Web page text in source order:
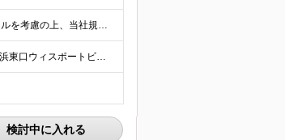
月給41万円（基本給＋役職手当）～＋賞与年2回＋資格手当 ※経験・スキルを考慮の上、当社規定により優遇致します ※管理職のため残業代はございません ※役職手当6万円を含みます ※管理業務主任者は資格
＼横浜駅徒歩5分！転勤なし／ 本社：神奈川県横浜市西区高島2-6-32 横浜東口ウィスポートビル8F ※(変更の範囲)上記を除く当社関連勤務地
検討中に入れる